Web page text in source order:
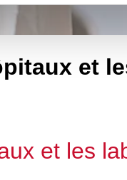
et
et les